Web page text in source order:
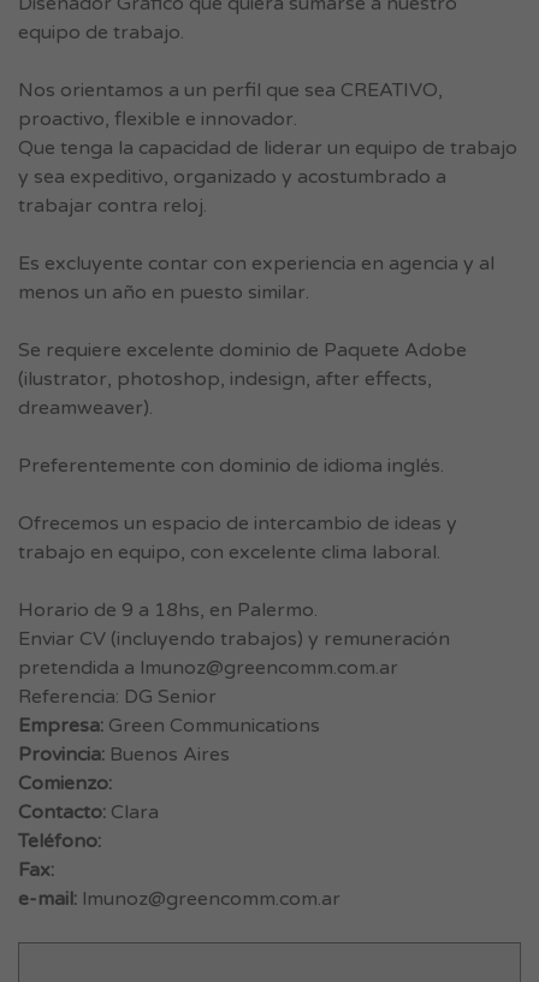
equipo de trabajo.
Nos orientamos a un perfil que sea CREATIVO,
proactivo, flexible e innovador.
Que tenga la capacidad de liderar un equipo de trabajo
y sea expeditivo, organizado y acostumbrado a
trabajar contra reloj.
Es excluyente contar con experiencia en agencia y al
menos un año en puesto similar.
Se requiere excelente dominio de Paquete Adobe
(ilustrator, photoshop, indesign, after effects,
dreamweaver).
Preferentemente con dominio de idioma inglés.
Ofrecemos un espacio de intercambio de ideas y
trabajo en equipo, con excelente clima laboral.
Horario de 9 a 18hs, en Palermo.
Enviar CV (incluyendo trabajos) y remuneración
pretendida a lmunoz@greencomm.com.ar
Referencia: DG Senior
Empresa: Green Communications
Provincia: Buenos Aires
Comienzo:
Contacto: Clara
Teléfono:
Fax:
e-mail: lmunoz@greencomm.com.ar